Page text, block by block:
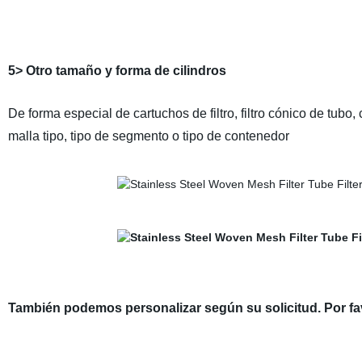
5> Otro tamaño y forma de cilindros
De forma especial de cartuchos de filtro, filtro cónico de
malla tipo, tipo de segmento o tipo de contenedor
También podemos personalizar según su solicitud. Por